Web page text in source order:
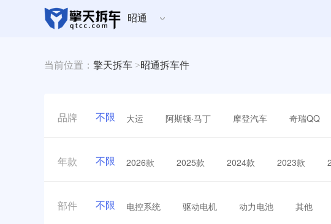
昭通
当前位置： 擎天拆车 >昭通拆车件
品牌 不限 大运 阿斯顿·马丁 摩登汽车 奇瑞QQ
年款 不限 2026款 2025款 2024款 2023款
部件 不限 电控系统 驱动电机 动力电池 其他